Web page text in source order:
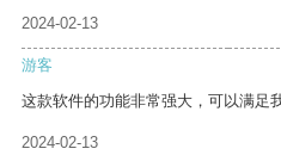
2024-02-13
游客
这款软件的功能非常强大，可以满足
2024-02-13